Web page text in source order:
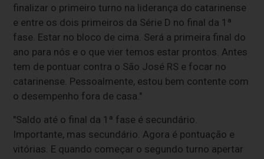
finalizar o primeiro turno na liderança do catarinense
e entre os dois primeiros da Série D no final da 1ª
fase. Estar no bloco de cima. Será a primeira final do
ano para nós e o que vier temos estar prontos. Antes
tem de pontuar contra o São José RS e focar no
catarinense. Pessoalmente, estou bem contente com
o desempenho fora de casa."
"Saldo até o final da 1ª fase é secundário.
Importante, mas secundário. Agora é pontuação e
vitórias. E quando começar o segundo turno apertar